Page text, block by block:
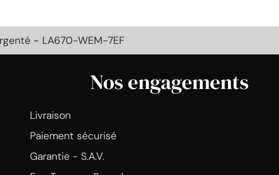
- LA670-WEM-7EF
Nos engagements
Livraison
Paiement sécurisé
Garantie - S.A.V.